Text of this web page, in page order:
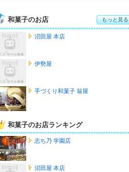
和菓子のお店 もっと見る
沼田屋 本店
伊勢屋
手づくり和菓子 翁屋
和菓子のお店ランキング
志ち乃 学園店
沼田屋 本店